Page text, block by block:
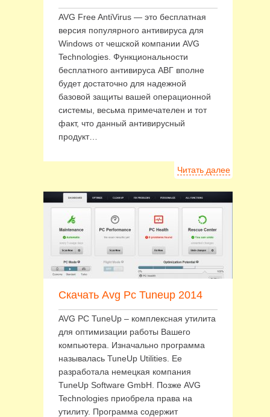
AVG Free AntiVirus — это бесплатная
версия популярного антивируса для
Windows от чешской компании AVG
Technologies. Функциональности
бесплатного антивируса АВГ вполне
будет достаточно для надежной
базовой защиты вашей операционной
системы, весьма примечателен и тот
факт, что данный антивирусный
продукт…
Читать далее
Скачать Avg Pc Tuneup 2014
AVG PC TuneUp – комплексная утилита
для оптимизации работы Вашего
компьютера. Изначально программа
называлась TuneUp Utilities. Ее
разработала немецкая компания
TuneUp Software GmbH. Позже AVG
Technologies приобрела права на
утилиту. Программа содержит